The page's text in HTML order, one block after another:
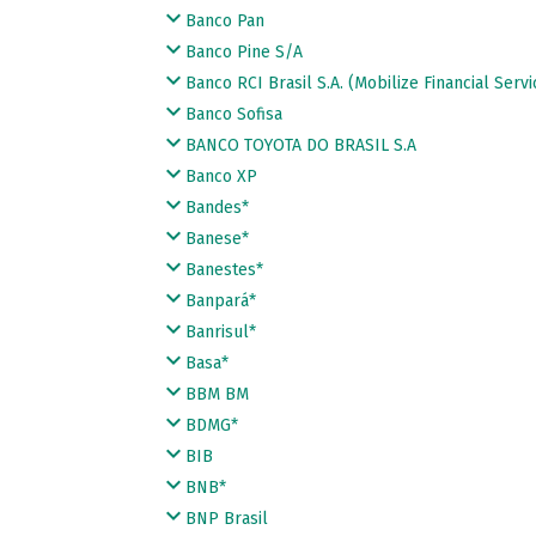
Banco Pan
Banco Pine S/A
Banco RCI Brasil S.A. (Mobilize Financial
Banco Sofisa
BANCO TOYOTA DO BRASIL S.A
Banco XP
Bandes*
Banese*
Banestes*
Banpará*
Banrisul*
Basa*
BBM BM
BDMG*
BIB
BNB*
BNP Brasil